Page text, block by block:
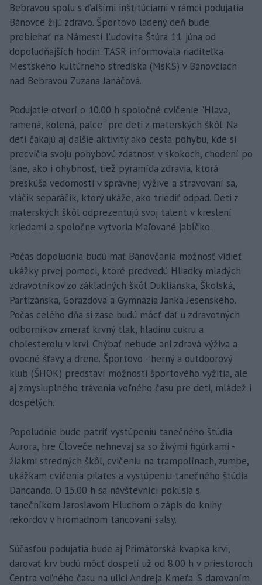
Bebravou spolu s ďalšími inštitúciami v rámci podujatia
Bánovce žijú zdravo. Športovo ladený deň bude
prebiehať na Námestí Ľudovíta Štúra 11. júna od
dopoludňajších hodín. TASR informovala riaditeľka
Mestského kultúrneho strediska (MsKS) v Bánovciach
nad Bebravou Zuzana Janáčová.
Podujatie otvorí o 10.00 h spoločné cvičenie "Hlava,
ramená, kolená, palce" pre deti z materských škôl. Na
deti čakajú aj ďalšie aktivity ako cesta pohybu, kde si
precvičia svoju pohybovú zdatnosť v skokoch, chodení po
lane, ako i ohybnosť, tiež pyramída zdravia, ktorá
preskúša vedomosti v správnej výžive a stravovaní sa,
vláčik separáčik, ktorý ukáže, ako triediť odpad. Deti z
materských škôl odprezentujú svoj talent v kreslení
kriedami a spoločne vytvoria Maľované jabĺčko.
Počas dopoludnia budú mať Bánovčania možnosť vidieť
ukážky prvej pomoci, ktoré predvedú Hliadky mladých
zdravotníkov zo základných škôl Duklianska, Školská,
Partizánska, Gorazdova a Gymnázia Janka Jesenského.
Počas celého dňa si zase budú môcť dať u zdravotných
odborníkov zmerať krvný tlak, hladinu cukru a
cholesterolu v krvi. Chýbať nebude ani zdravá výživa a
ovocné šťavy a drene. Športovo - herný a outdoorový
klub (ŠHOK) predstaví možnosti športového vyžitia, ale
aj zmysluplného trávenia voľného času pre deti, mládež i
dospelých.
Popoludnie bude patriť vystúpeniu tanečného štúdia
Aurora, hre Človeče nehnevaj sa so živými figúrkami -
žiakmi stredných škôl, cvičeniu na trampolínach, zumbe,
ukážkam cvičenia pilates a vystúpeniu tanečného štúdia
Dancando. O 15.00 h sa návštevníci pokúsia s
tanečníkom Jaroslavom Hluchom o zápis do knihy
rekordov v hromadnom tancovaní salsy.
Súčasťou podujatia bude aj Primátorská kvapka krvi,
darovať krv budú môcť dospelí už od 8.00 h v priestoroch
Centra voľného času na ulici Andreja Kmeťa. S darovaním